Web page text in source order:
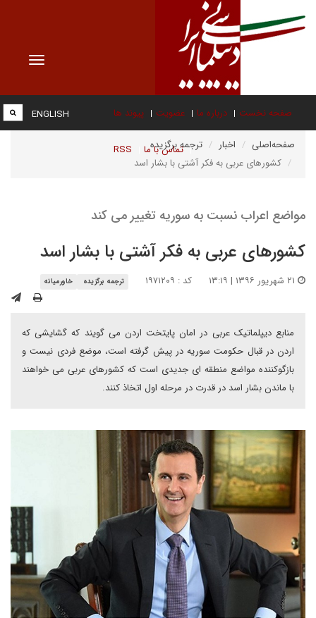
Toggle
صفحه نخست درباره ما عضویت پیوند ها
تماس با ما RSS
ENGLISH
صفحه‌اصلی اخبار
ترجمه برگزیده
کشورهای عربی به فکر آشتی با بشار اسد
مواضع اعراب نسبت به سوریه تغییر می کند
کشورهای عربی به فکر آشتی با بشار اسد
کد : ۱۹۷۱۲۰۹ ترجمه برگزیده خاورمیانه
منابع دیپلماتیک عربی در امان پایتخت اردن می گویند که گشایشی که
اردن در قبال حکومت سوریه در پیش گرفته است، موضع فردی نیست و
بازگوکننده مواضع منطقه ای جدیدی است که کشورهای عربی می خواهند
با ماندن بشار اسد در قدرت در مرحله اول اتخاذ کنند.